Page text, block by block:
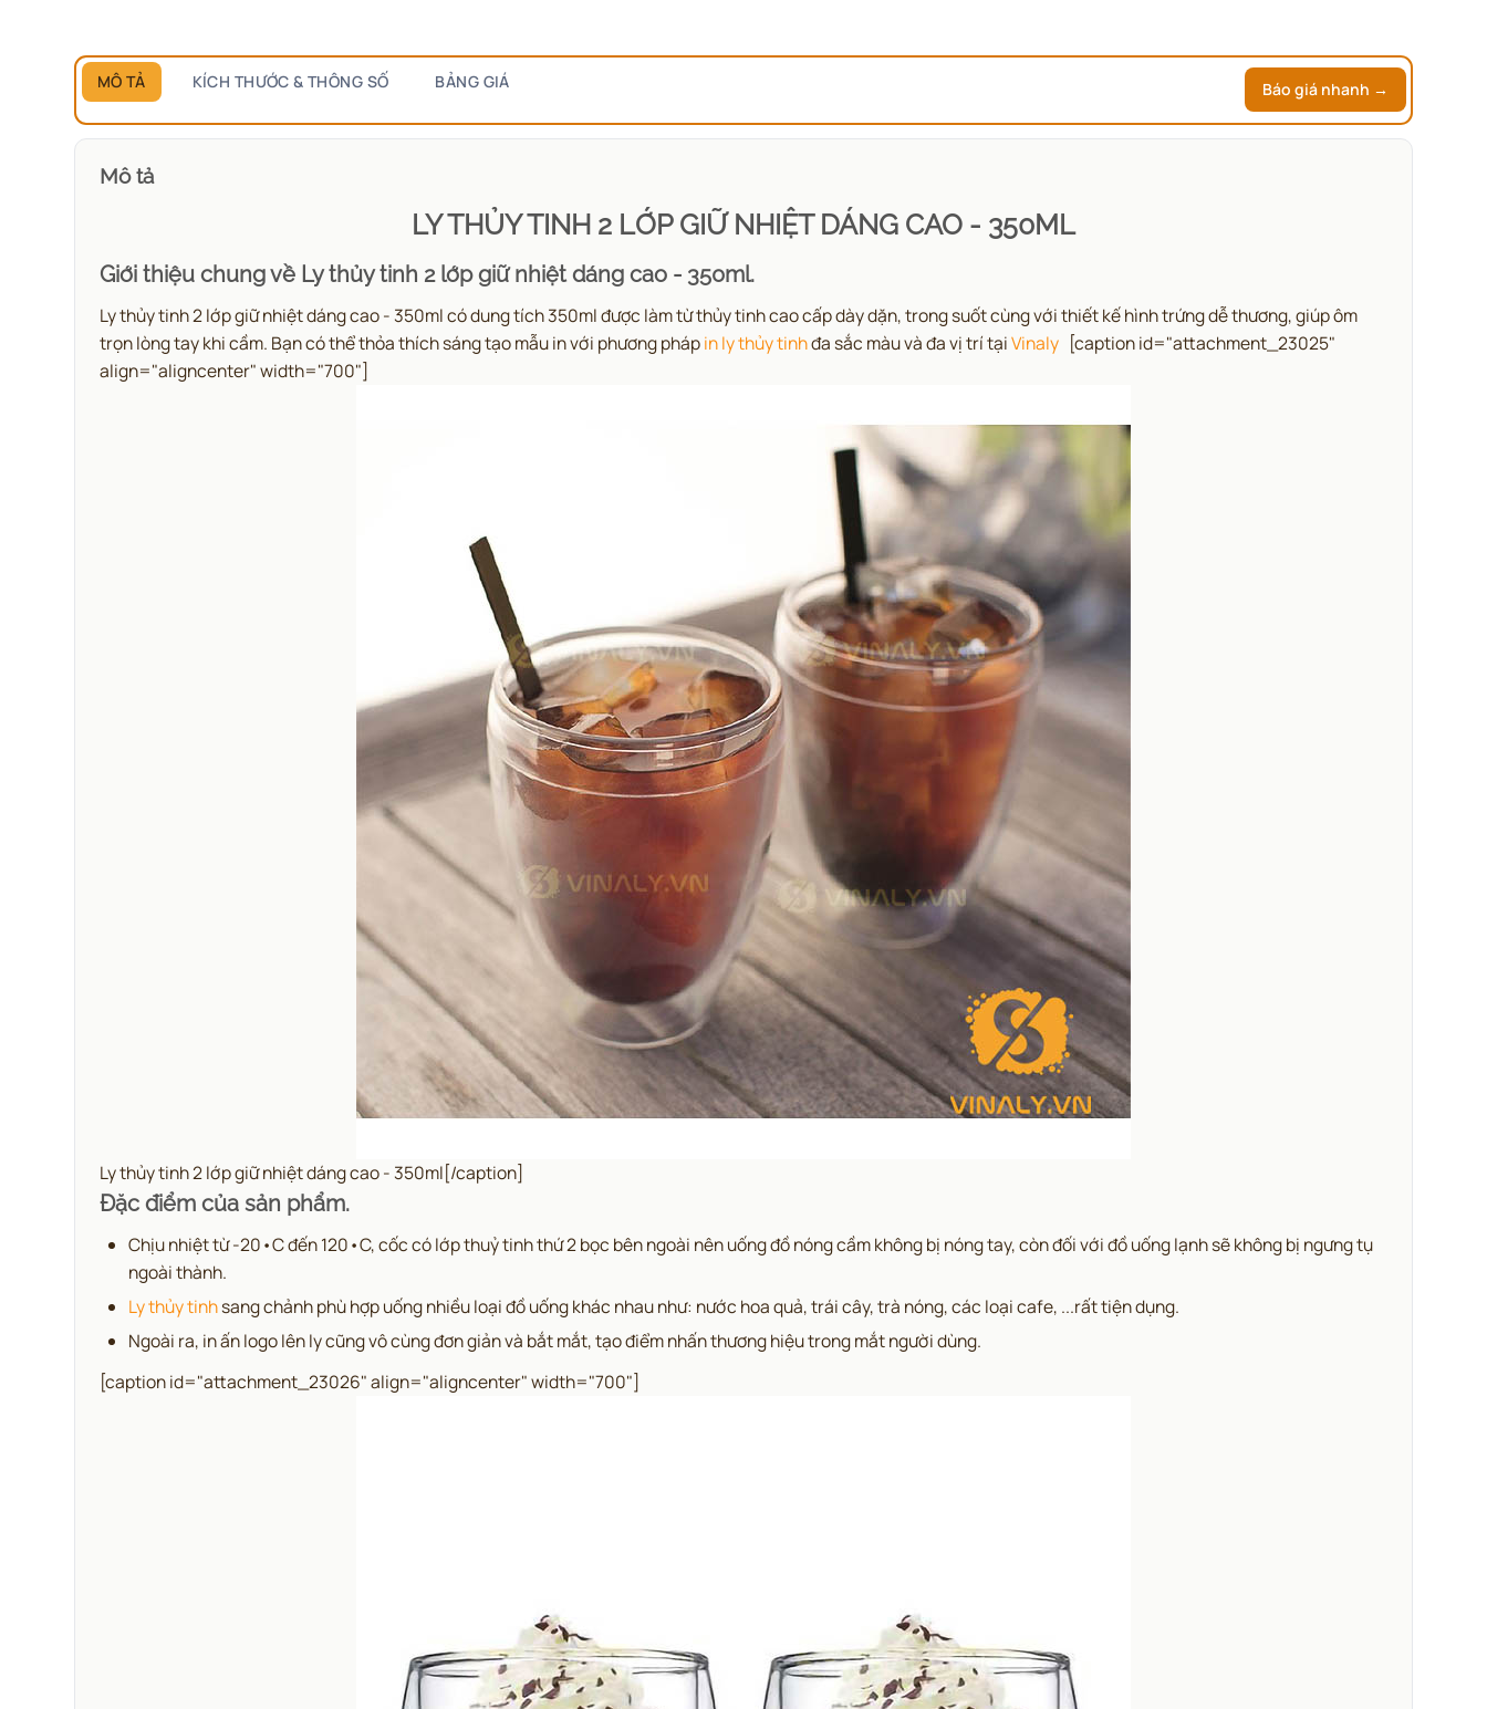
MÔ TẢ KÍCH THƯỚC & THÔNG SỐ BẢNG GIÁ Báo giá nhanh →
Mô tả
LY THỦY TINH 2 LỚP GIỮ NHIỆT DÁNG CAO - 350ML
Giới thiệu chung về Ly thủy tinh 2 lớp giữ nhiệt dáng cao - 350ml.
Ly thủy tinh 2 lớp giữ nhiệt dáng cao - 350ml códung tích 350ml được làm từ thủy tinh cao cấp dày dặn, trong suốt cùng với thiết kế hình trứng dễ thương, giúp ôm
trọn lòng tay khi cầm. Bạn có thể thỏa thích sáng tạo mẫu in với phương phápin ly thủy tinhđa sắc màu và đa vị trí tạiVinaly [caption id="attachment_23025"
align="aligncenter" width="700"]
Ly thủy tinh 2 lớp giữ nhiệt dáng cao - 350ml[/caption]
Đặc điểm của sản phẩm.
Chịu nhiệt từ -20•C đến 120•C, cốc có lớp thuỷ tinh thứ 2 bọc bên ngoài nên uống đồ nóng cầm không bị nóng tay,còn đối với đồ uống lạnh sẽ không bị ngưng tụ
ngoài thành.
Ly thủy tinhsang chảnh phù hợp uống nhiều loại đồ uống khác nhau như: nước hoa quả, trái cây, trà nóng, các loại cafe, ...rất tiện dụng.
Ngoài ra, in ấn logo lên ly cũng vô cùng đơn giản và bắt mắt, tạo điểm nhấn thương hiệu trong mắt người dùng.
[caption id="attachment_23026" align="aligncenter" width="700"]